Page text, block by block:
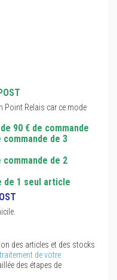
Point Relais car ce mode
90 € de commande
de 3
de 2
de 1 seul article
des articles et des stocks
traitement de votre
des étapes de